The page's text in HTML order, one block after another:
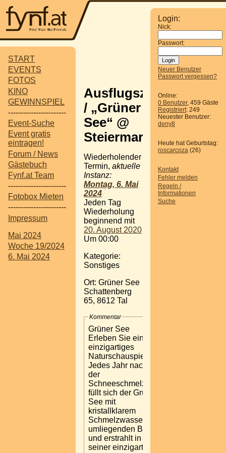
START
EVENTS
FOTOS
KINO
GEWINNSPIEL
-----------------------
Event-Suche
Event gratis
eintragen!
Forum / News
Gästebuch
Fynf.at Team
-----------------------
Fotobox Mieten
-----------------------
Impressum
Mai 2024
Woche 19/2024
6. Mai 2024
Login:
Nick:
Passwort:
Neuer Benutzer
Passwort vergessen?
Online:
0 Benutzer, 459 Gäste
Registriert: 249
Neuester Benutzer:
deny8
Heute hat Geburtstag:
roscarcoza (26)
Kontakt
Fehler melden
Regeln /
Informationen
Suche
Ausflugsziel
/ „Grüner
See“ @
Steiermark
Wiederholender
Termin, aktuelle
Instanz:
Montag, 6. Mai
2024
Jeden Tag
Wiederholung
beginnend mit
20. August 2020
Um 00:00
Kategorie:
Sonstiges
Ort: Grüner See
Schattenberg
65, 8612 Tal
Kommentar
Grüner See
Erleben Sie ein
einzigartiges
Naturschauspiel.
Jedes Jahr nach
der
Schneeschmelze
füllt sich der Grüne
See mit
kristallklarem
Schmelzwasser der
umliegenden Berge
und erstrahlt in
seiner einzigartigen